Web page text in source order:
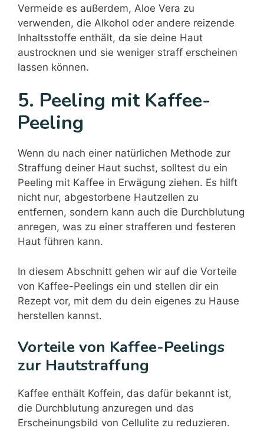
Vermeide es außerdem, Aloe Vera zu
verwenden, die Alkohol oder andere reizende
Inhaltsstoffe enthält, da sie deine Haut
austrocknen und sie weniger straff erscheinen
lassen können.
5. Peeling mit Kaffee-
Peeling
Wenn du nach einer natürlichen Methode zur
Straffung deiner Haut suchst, solltest du ein
Peeling mit Kaffee in Erwägung ziehen. Es hilft
nicht nur, abgestorbene Hautzellen zu
entfernen, sondern kann auch die Durchblutung
anregen, was zu einer strafferen und festeren
Haut führen kann.
In diesem Abschnitt gehen wir auf die Vorteile
von Kaffee-Peelings ein und stellen dir ein
Rezept vor, mit dem du dein eigenes zu Hause
herstellen kannst.
Vorteile von Kaffee-Peelings
zur Hautstraffung
Kaffee enthält Koffein, das dafür bekannt ist,
die Durchblutung anzuregen und das
Erscheinungsbild von Cellulite zu reduzieren.